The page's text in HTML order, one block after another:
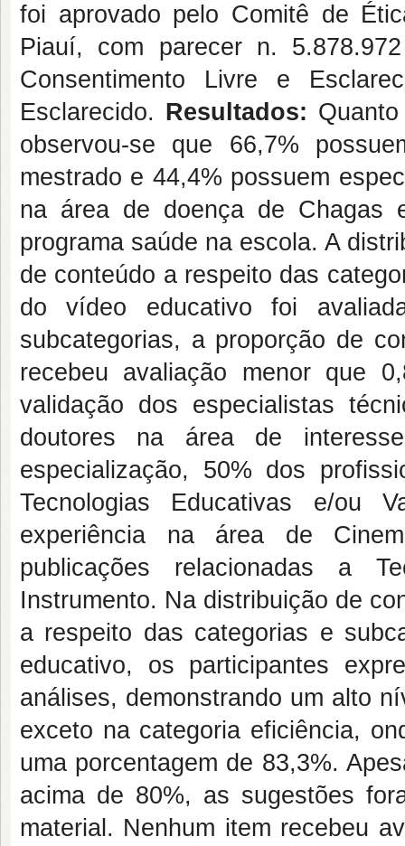
foi aprovado pelo Comitê de
Piauí, com parecer n.
Consentimento Livre e
Esclarecido. Resultados:
observou-se que 66,7%
mestrado e 44,4% possuem
na área de doença de Chagas
programa saúde na escola. A
de conteúdo a respeito das
do vídeo educativo foi
subcategorias, a proporção de
recebeu avaliação menor que
validação dos especialistas
doutores na área de
especialização, 50% dos
Tecnologias Educativas e/ou
experiência na área de
publicações relacionadas a
Instrumento. Na distribuição de
a respeito das categorias e
educativo, os participantes
análises, demonstrando um alto
exceto na categoria eficiência,
uma porcentagem de 83,3%.
acima de 80%, as sugestões
material. Nenhum item recebeu